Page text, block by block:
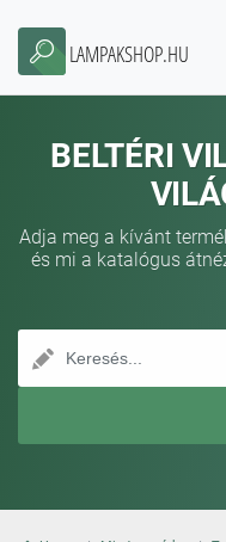
LAMPAKSHOP.HU
BELTÉRI
Adja meg a kívánt
és mi a katalógus